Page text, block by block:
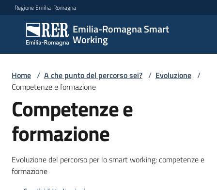
Vai al contenuto
Vai alla navigazione
Vai al footer
Regione Emilia-Romagna
Emilia-Romagna Smart
Working
Emilia-
Romagna
Smart
Working
Scopri
i
percorsi
Novità
Home / A che punto del percorso sei? / Evoluzione /
Competenze e formazione
Competenze e
formazione
Evoluzione del percorso per lo smart working: competenze e
formazione